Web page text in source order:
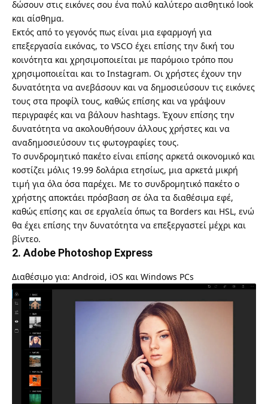
δώσουν στις εικόνες σου ένα πολύ καλύτερο αισθητικό look
και αίσθημα.
Εκτός από το γεγονός πως είναι μια εφαρμογή για
επεξεργασία εικόνας, το VSCO έχει επίσης την δική του
κοινότητα και χρησιμοποιείται με παρόμοιο τρόπο που
χρησιμοποιείται και το Instagram. Οι χρήστες έχουν την
δυνατότητα να ανεβάσουν και να δημοσιεύσουν τις εικόνες
τους στα προφίλ τους, καθώς επίσης και να γράψουν
περιγραφές και να βάλουν hashtags. Έχουν επίσης την
δυνατότητα να ακολουθήσουν άλλους χρήστες και να
αναδημοσιεύσουν τις φωτογραφίες τους.
Το συνδρομητικό πακέτο είναι επίσης αρκετά οικονομικό και
κοστίζει μόλις 19.99 δολάρια ετησίως, μια αρκετά μικρή
τιμή για όλα όσα παρέχει. Με το συνδρομητικό πακέτο ο
χρήστης αποκτάει πρόσβαση σε όλα τα διαθέσιμα εφέ,
καθώς επίσης και σε εργαλεία όπως τα Borders και HSL, ενώ
θα έχει επίσης την δυνατότητα να επεξεργαστεί μέχρι και
βίντεο.
2. Adobe Photoshop Express
Διαθέσιμο για: Android, iOS και Windows PCs